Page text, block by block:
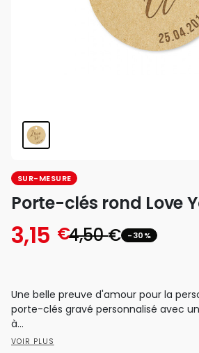
SUR-MESURE
Porte-clés rond Love
4,50€ -30%
3,15 €
Une belle preuve d'amour pour la
porte-clés gravé personnalisé avec
à...
VOIR PLUS